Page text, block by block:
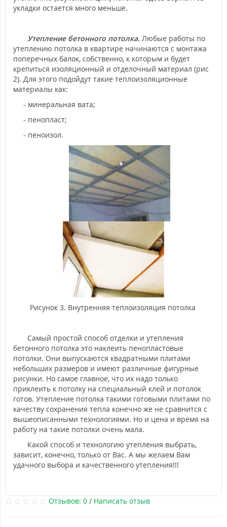
укладки остается много меньше.
Утепление бетонного потолка. Любые работы по
утеплению потолка в квартире начинаются с монтажа
поперечных балок, собственно, к которым и будет
крепиться изоляционный и отделочный материал (рис
2). Для этого подойдут такие теплоизоляционные
материалы как:
- минеральная вата;
- пенопласт;
- пеноизол.
Рисунок 3. Внутренняя теплоизоляция потолка
Самый простой способ отделки и утепления
бетонного потолка это наклеить пенопластовые
потолки. Они выпускаются квадратными плитами
небольших размеров и имеют различные фигурные
рисунки. Но самое главное, что их надо только
приклеить к потолку на специальный клей и потолок
готов. Утепление потолка такими готовыми плитами по
качеству сохранения тепла конечно же не сравнится с
вышеописанными технологиями. Но и цена и время на
работу на такие потолки очень мала.
Какой способ и технологию утепления выбрать,
зависит, конечно, только от Вас. А мы желаем Вам
удачного выбора и качественного утепления!!!
Отзывов: 0/ Написать отзыв